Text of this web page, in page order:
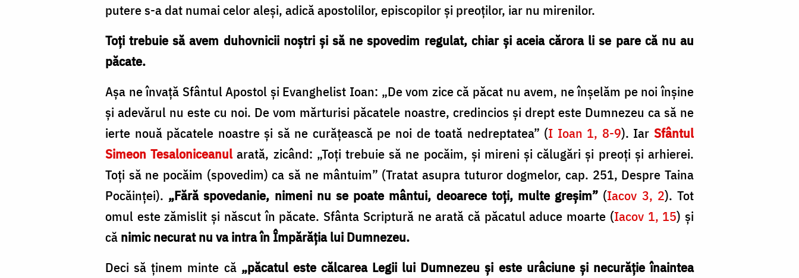
putere s-a dat numai celor aleși, adică apostolilor, episcopilor și preoților, iar nu mirenilor.
Toți trebuie să avem duhovnicii noștri și să ne spovedim regulat, chiar și aceia cărora li se pare că nu au
păcate.
Așa ne învață Sfântul Apostol și Evanghelist Ioan: „De vom zice că păcat nu avem, ne înșelăm pe noi înșine
și adevărul nu este cu noi. De vom mărturisi păcatele noastre, credincios și drept este Dumnezeu ca să ne
ierte nouă păcatele noastre și să ne curățească pe noi de toată nedreptatea” (I Ioan 1, 8-9). IarSfântul
Simeon Tesaloniceanul arată, zicând: „Toți trebuie să ne pocăim, și mireni și călugări și preoți și arhierei.
Toți să ne pocăim (spovedim) ca să ne mântuim” (Tratat asupra tuturor dogmelor, cap. 251, Despre Taina
Pocăinței). „Fără spovedanie, nimeni nu se poate mântui, deoarece toți, multe greșim” (Iacov 3, 2). Tot
omul este zămislit și născut în păcate. Sfânta Scriptură ne arată că păcatul aduce moarte (Iacov 1, 15) și
că nimic necurat nu va intra în Împărăția lui Dumnezeu.
Deci să ținem minte că „păcatul este călcarea Legii lui Dumnezeu și este urâciune și necurăție înaintea